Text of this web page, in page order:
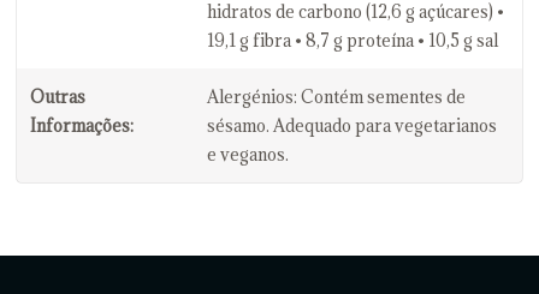
hidratos de carbono (12,6 g açúcares) •
19,1 g fibra • 8,7 g proteína • 10,5 g sal
Outras
Informações:
Alergénios: Contém sementes de
sésamo. Adequado para vegetarianos
e veganos.